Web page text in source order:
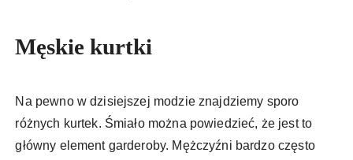
Męskie kurtki
Na pewno w dzisiejszej modzie znajdziemy sporo
różnych kurtek. Śmiało można powiedzieć, że jest to
główny element garderoby. Mężczyźni bardzo często